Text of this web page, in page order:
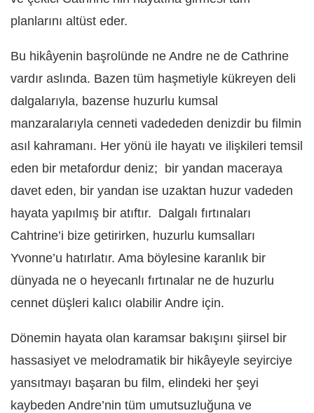
planlarını altüst eder.
Bu hikâyenin başrolünde ne Andre ne de Cathrine
vardır aslında. Bazen tüm haşmetiyle kükreyen deli
dalgalarıyla, bazense huzurlu kumsal
manzaralarıyla cenneti vadededen denizdir bu filmin
asıl kahramanı. Her yönü ile hayatı ve ilişkileri temsil
eden bir metafordur deniz; bir yandan maceraya
davet eden, bir yandan ise uzaktan huzur vadeden
hayata yapılmış bir atıftır. Dalgalı fırtınaları
Cahtrine’i bize getirirken, huzurlu kumsalları
Yvonne’u hatırlatır. Ama böylesine karanlık bir
dünyada ne o heyecanlı fırtınalar ne de huzurlu
cennet düşleri kalıcı olabilir Andre için.
Dönemin hayata olan karamsar bakışını şiirsel bir
hassasiyet ve melodramatik bir hikâyeyle seyirciye
yansıtmayı başaran bu film, elindeki her şeyi
kaybeden Andre’nin tüm umutsuzluğuna ve